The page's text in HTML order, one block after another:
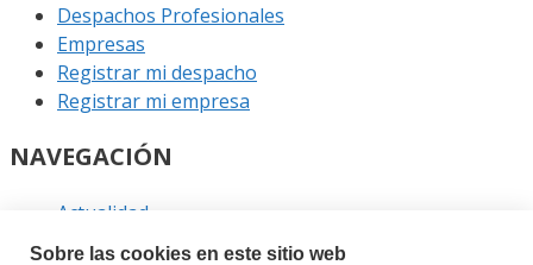
Despachos Profesionales
Empresas
Registrar mi despacho
Registrar mi empresa
NAVEGACIÓN
Actualidad
Podcast
Sobre las cookies en este sitio web